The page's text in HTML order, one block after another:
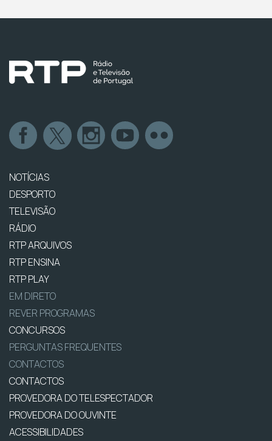
NOTÍCIAS
DESPORTO
TELEVISÃO
RÁDIO
RTP ARQUIVOS
RTP ENSINA
RTP PLAY
EM DIRETO
REVER PROGRAMAS
CONCURSOS
PERGUNTAS FREQUENTES
CONTACTOS
CONTACTOS
PROVEDORA DO TELESPECTADOR
PROVEDORA DO OUVINTE
ACESSIBILIDADES